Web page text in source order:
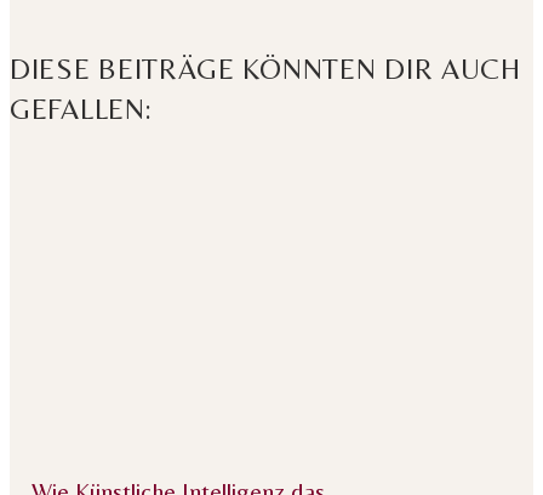
DIESE BEITRÄGE KÖNNTEN DIR AUCH
GEFALLEN: